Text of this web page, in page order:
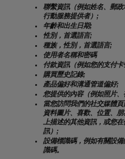
聯繫資訊（例如姓名、郵政
行動服務提供者）;
年齡和出生日期;
性別，首選語言;
種族，性別，首選語言;
使用者名稱和密碼
付款資訊（例如您的支付
購買歷史記錄;
產品偏好和溝通管道偏好;
您提供的內容（例如照片
當您訪問我們的社交媒體
資料圖片、喜歡、位置、
上描述的其他資訊，或您
訊）;
設備標識碼，例如有關設
識碼。